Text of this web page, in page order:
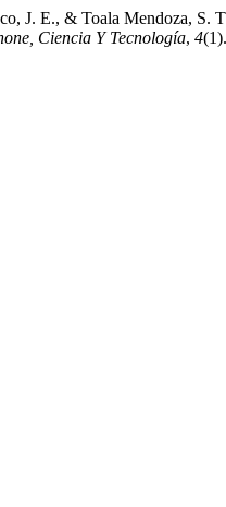
J. E., & Toala Mendoza, S.
Ciencia Y Tecnología, 4